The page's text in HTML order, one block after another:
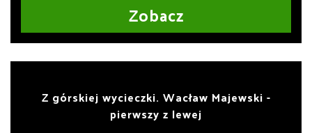
Zobacz
Z górskiej wycieczki. Wacław Majewski -
pierwszy z lewej